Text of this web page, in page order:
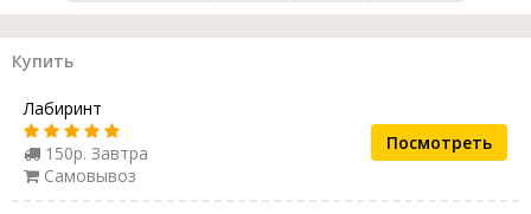
Купить
Лабиринт
150р. Завтра
Самовывоз
Посмотреть